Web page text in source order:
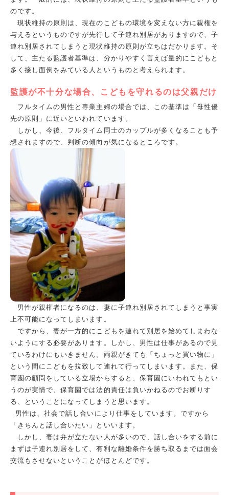
のです。
現状維持の原則は、現在のこどもの環境を変えない方に親権を
与えるというものですが先行して子連れ別居がありますので、子
連れ別居されてしまうと現状維持の原則が立ちはだかります。そ
して、主たる監護者基準は、分かりやすく言えば量的にこどもと
多く接し面倒をみている人というものと考えられます。
監護が不十分な場合、こどもを守れるのは父親だけ
フルタイムの男性と専業主婦の場合では、この基準は「母性優
先の原則」に近いといわれています。
しかし、今後、フルタイム同士のカップルが多くなることも予
想されますので、判断の傾向が気になるところです。
男性が親権者になるのは、妻に子連れ別居されてしまうと事実
上不可能になってしまいます。
ですから、妻が一方的にこどもを連れて別居を始めてしまわな
いようにする必要があります。しかし、男性は仕事があるので見
ているわけにもいきません。両親がきても「ちょっと買い物に」
という間にこどもを拉致して連れて行ってしまいます。また、保
育園の顧問をしている立場からすると、保育園にいわれてもとい
うのが実情で、保育園では法的責任は負いかねるのでお断りす
る、ということになってしまうと思います。
男性は、社会で話し合いにより仕事をしています。ですから
「きちんと話し合いたい」といいます。
しかし、妻は弁が立たない人が多いので、話し合いをする前に
まずは子連れ別居をして、有利な離婚条件を勝ち取るまでは面会
交流もさせないということがほとんどです。